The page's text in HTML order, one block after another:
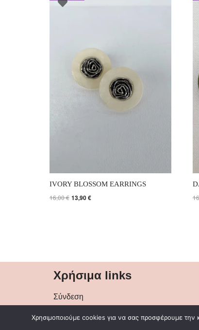
IVORY BLOSSOM EARRINGS
16,00€ 13,90€
Χρήσιμα links
Σύνδεση
Παραγγελίες
Χρησιμοποιούμε cookies για να σας προσφέρουμε την